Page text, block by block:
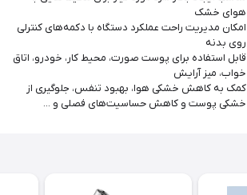
هوای خشک
امکان مدیریت راحت عملکرد دستگاه با دکمه‌های کنترلی
روی بدنه
قابل استفاده برای پوست صورت، محیط کار، خودرو، اتاق
خواب، میز آرایش
کمک به کاهش خشکی هوا، بهبود تنفس، جلوگیری از
خشکی پوست و کاهش حساسیت‌های فصلی و ...